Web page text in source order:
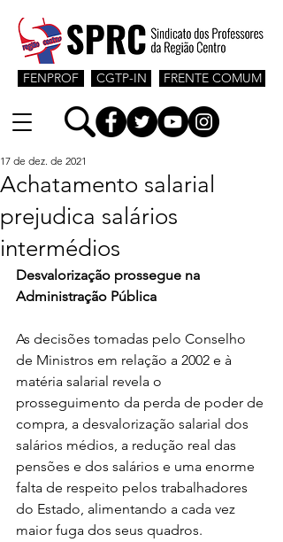
CGTP-IN
FENPROF FRENTE COMUM
Achatamento salarial
prejudica salários
intermédios
17 de dez. de 2021
Desvalorização prossegue na
Administração Pública
As decisões tomadas pelo Conselho
de Ministros em relação a 2002 e à
matéria salarial revela o
prosseguimento da perda de poder de
compra, a desvalorização salarial dos
salários médios, a redução real das
pensões e dos salários e uma enorme
falta de respeito pelos trabalhadores
do Estado, alimentando a cada vez
maior fuga dos seus quadros.